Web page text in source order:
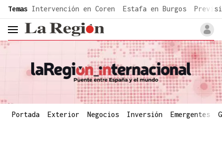
common.go-to-content
Temas Intervención en Coren Estafa en Burgos
header.menu.open
Portada Exterior Negocios Inversión Emergentes